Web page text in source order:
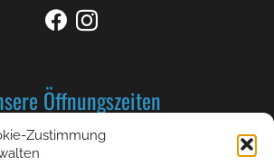
Zustimmung
Öffnungszeiten
bis Donnerstag: 8-12 und 13-17 Uhr